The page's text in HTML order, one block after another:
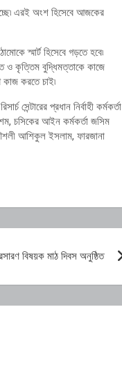
হচ্ছে৷ এরই অংশ হিসেবে আজকের
স্মার্ট হিসেবে গড়তে হবে৷
ও কৃত্তিম বুদ্ধিমত্তাকে কাজে
কাজ করতে চাই৷
প্রধান নির্বাহী কর্মকর্তা
চসিকের আইন কর্মকর্তা জসিম
আশিকুল ইসলাম, ফারজানা
বিষয়ক মাঠ দিবস অনুষ্ঠিত